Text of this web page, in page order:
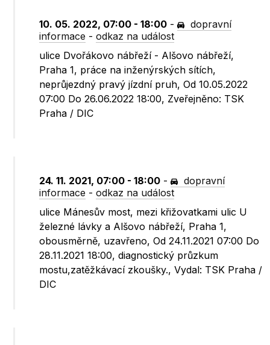
10. 05. 2022, 07:00 - 18:00 -
dopravní
informace -odkaz na událost
ulice Dvořákovo nábřeží - Alšovo nábřeží,
Praha 1, práce na inženýrských sítích,
neprůjezdný pravý jízdní pruh, Od 10.05.2022
07:00 Do 26.06.2022 18:00, Zveřejněno: TSK
Praha / DIC
24. 11. 2021, 07:00 - 18:00 -
dopravní
informace -odkaz na událost
ulice Mánesův most, mezi křižovatkami ulic U
železné lávky a Alšovo nábřeží, Praha 1,
obousměrně, uzavřeno, Od 24.11.2021 07:00 Do
28.11.2021 18:00, diagnostický průzkum
mostu,zatěžkávací zkoušky., Vydal: TSK Praha /
DIC